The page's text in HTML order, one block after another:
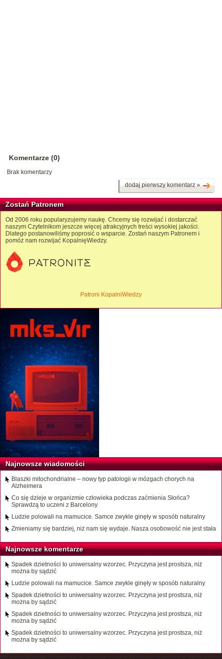
Komentarze (0)
Brak komentarzy
dodaj pierwszy komentarz »
Zostań Patronem
Od 2006 roku popularyzujemy naukę. Chcemy się rozwijać i dostarczać
naszym Czytelnikom jeszcze więcej atrakcyjnych treści wysokiej jakości.
Dlatego postanowiliśmy poprosić o wsparcie. Zostań naszym Patronem i
pomóż nam rozwijać KopalnięWiedzy.
Patroni KopalniWiedzy
Najnowsze wiadomości
Blaszki mitochondrialne – nowy typ patologii w mózgach chorych na
Alzheimera
Co się dzieje w organizmie człowieka podczas zaćmienia Słońca?
Sprawdzą to uczeni z Barcelony
Ludzie polowali na mamucice. Samce zwykle ginęły w sposób naturalny
Zmieniamy się bardziej, niż nam się wydaje. Nasza osobowość nie jest stała
Najnowsze komentarze
Spadek dzietności to uniwersalny wzorzec. Przyczyna jest prostsza, niż
można by sądzić
Ludzie polowali na mamucice. Samce zwykle ginęły w sposób naturalny
Spadek dzietności to uniwersalny wzorzec. Przyczyna jest prostsza, niż
można by sądzić
Spadek dzietności to uniwersalny wzorzec. Przyczyna jest prostsza, niż
można by sądzić
Spadek dzietności to uniwersalny wzorzec. Przyczyna jest prostsza, niż
można by sądzić